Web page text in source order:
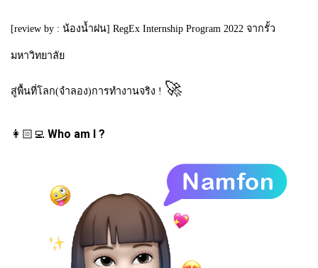
[review by : น้องน้ำฝน] RegEx Internship Program 2022 จากรั้ว
มหาวิทยาลัย
สู่พื้นที่โลก(จำลอง)การทำงานจริง ! 🚀
👩🏻‍💻 Who am I ?